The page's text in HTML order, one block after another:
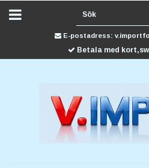
E-postadress:
Betala med